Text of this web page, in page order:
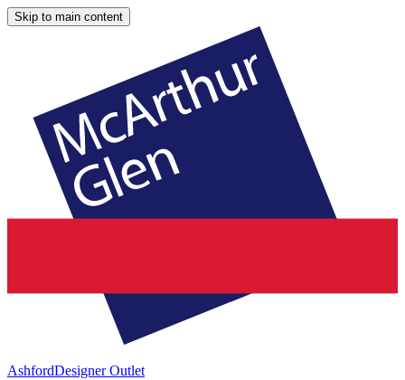
Skip to main content
AshfordDesigner Outlet